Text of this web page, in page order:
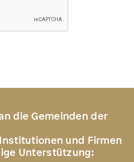
die Gemeinden der
und Firmen
Unterstützung: